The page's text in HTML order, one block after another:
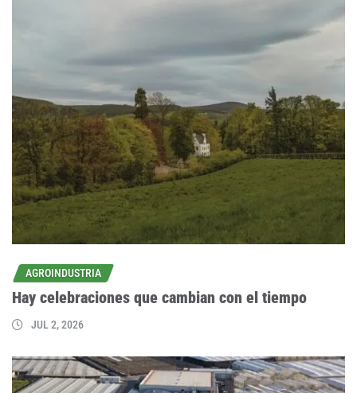
AGROINDUSTRIA
Hay celebraciones que cambian con el tiempo
JUL 2, 2026